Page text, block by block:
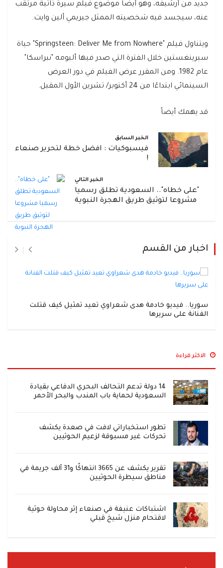
جديد من أرشيفه، وهو أيضًا موضوع فيلم سيرة ذاتية مرتقب
عنه، سيجسد فيه شخصيته الممثل جيريمي ألين وايت.
ويتناول فيلم "Springsteen: Deliver Me from Nowhere" حياة
سبرينغستين خلال الفترة التي صدر فيها ألبومه "نبراسكا"
عام 1982. ومن المقرر عرض الفيلم في دور العرض
السينمائي ابتداءًا من 24 أكتوبر/ تشرين الأول المقبل.
قد يهمك أيضاً
الخبر السابق
فيسبوكيات : افضل خطة لتحرير صنعاء
!
الخبر التالي
"على خطاه".. السعودية تطلق رسميا
مشروعا لتوثيق طريق الهجرة النبوية
اخبار من القسم
سوريا.. فيديو خادمة هدى شعراوي تعيد تمثيل كيف قتلت
الفنانة على سريرها
الاكثر قراءة
14 دولة تدعم التحالف البحري الدفاعي بقيادة
السعودية لحماية باب المندب والبحر الأحمر
تطور استخباراتي لافت في صعدة يكشف
تحركات غير مسبوقة لزعيم الحوثيين
تقرير يكشف عن 3665 انتهاكًا و31 ألف جريمة في
مناطق سيطرة الحوثيين
اشتباكات عنيفة في صنعاء إثر محاولة حوثية
لاقتحام منزل شيخ قبلي